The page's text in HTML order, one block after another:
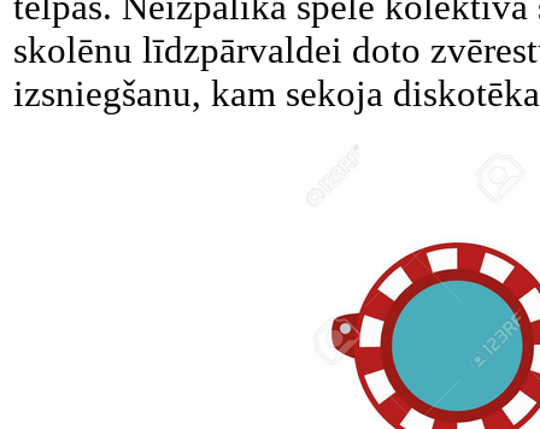
skolēnu līdzpārvaldei doto
izsniegšanu, kam sekoja